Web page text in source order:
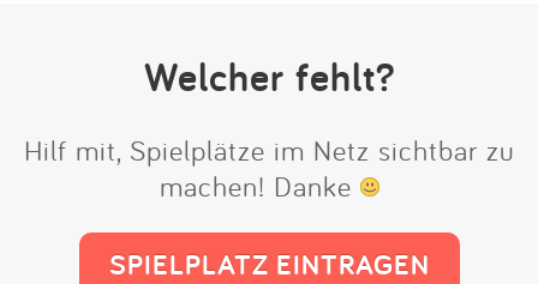
Welcher fehlt?
Hilf mit, Spielplätze im Netz sichtbar zu
machen! Danke
SPIELPLATZ EINTRAGEN